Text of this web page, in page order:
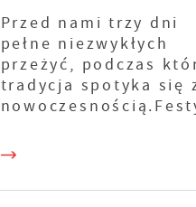
Przed nami trzy dni
pełne niezwykłych
przeżyć, podczas
tradycja spotyka się